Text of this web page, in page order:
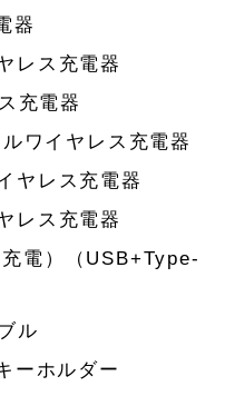
器
レス充電器
充電器
ワイヤレス充電器
ヤレス充電器
レス充電器
電）（USB+Type-
ル
ーホルダー